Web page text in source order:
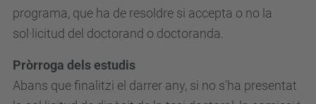
programa, que ha de resoldre si accepta o no la
sol·licitud del doctorand o doctoranda.
Pròrroga dels estudis
Abans que finalitzi el darrer any, si no s'ha presentat